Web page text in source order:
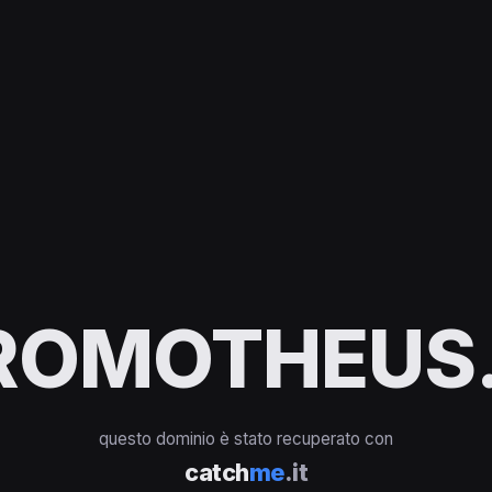
questo dominio è stato recuperato con
catchme.it